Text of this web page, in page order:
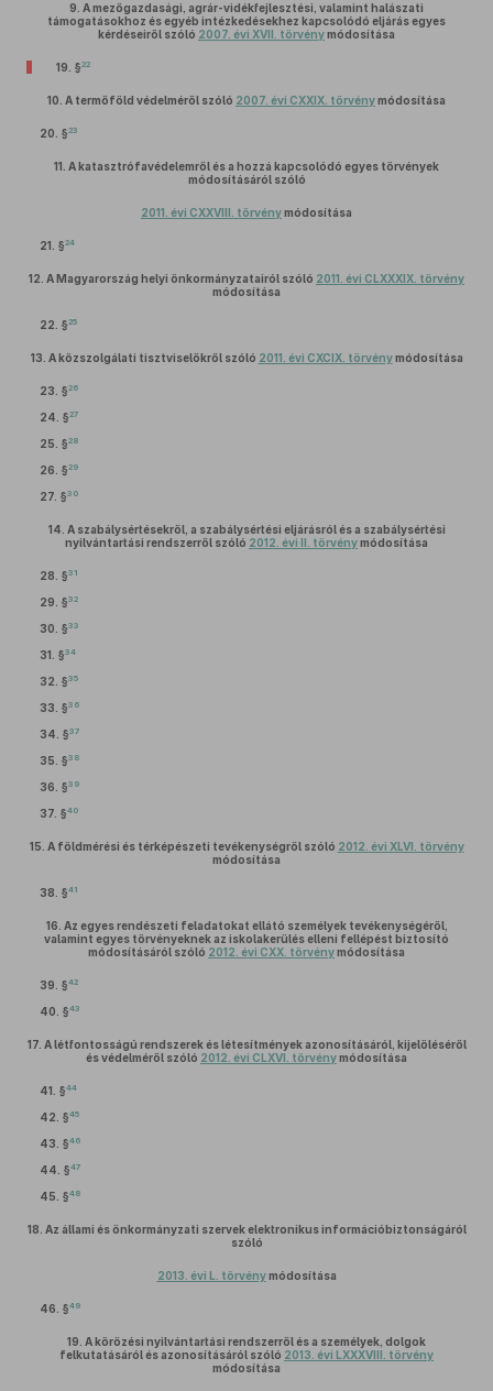
9. A mezőgazdasági, agrár-vidékfejlesztési, valamint halászati
támogatásokhoz és egyéb intézkedésekhez kapcsolódó eljárás egyes
kérdéseiről szóló 2007. évi XVII. törvénymódosítása
19. §22
10. A termőföld védelméről szóló 2007. évi CXXIX. törvénymódosítása
20. §23
11. A katasztrófavédelemről és a hozzá kapcsolódó egyes törvények
módosításáról szóló
2011. évi CXXVIII. törvénymódosítása
21. §24
12. A Magyarország helyi önkormányzatairól szóló 2011. évi CLXXXIX. törvény
módosítása
22. §25
13. A közszolgálati tisztviselőkről szóló 2011. évi CXCIX. törvénymódosítása
23. §26
24. §27
25. §28
26. §29
27. §30
14. A szabálysértésekről, a szabálysértési eljárásról és a szabálysértési
nyilvántartási rendszerről szóló 2012. évi II. törvénymódosítása
28. §31
29. §32
30. §33
31. §34
32. §35
33. §36
34. §37
35. §38
36. §39
37. §40
15. A földmérési és térképészeti tevékenységről szóló 2012. évi XLVI. törvény
módosítása
38. §41
16. Az egyes rendészeti feladatokat ellátó személyek tevékenységéről,
valamint egyes törvényeknek az iskolakerülés elleni fellépést biztosító
módosításáról szóló 2012. évi CXX. törvénymódosítása
39. §42
40. §43
17. A létfontosságú rendszerek és létesítmények azonosításáról, kijelöléséről
és védelméről szóló 2012. évi CLXVI. törvénymódosítása
41. §44
42. §45
43. §46
44. §47
45. §48
18. Az állami és önkormányzati szervek elektronikus információbiztonságáról
szóló
2013. évi L. törvénymódosítása
46. §49
19. A körözési nyilvántartási rendszerről és a személyek, dolgok
felkutatásáról és azonosításáról szóló 2013. évi LXXXVIII. törvény
módosítása